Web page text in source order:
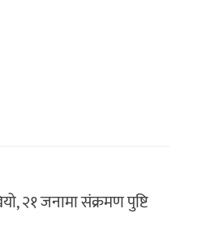
२१ जनामा संक्रमण पुष्टि